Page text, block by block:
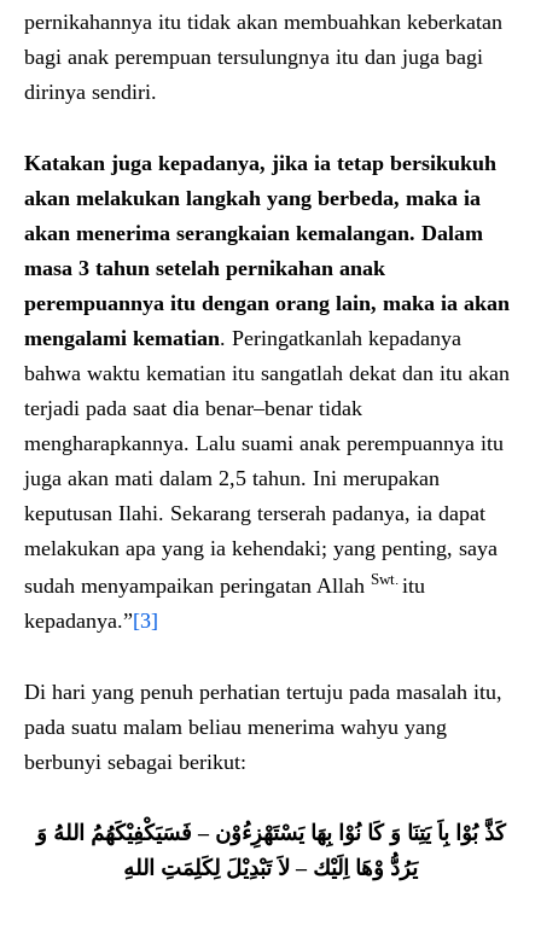
pernikahannya itu tidak akan membuahkan keberkatan
bagi anak perempuan tersulungnya itu dan juga bagi
dirinya sendiri.
Katakan juga kepadanya, jika ia tetap bersikukuh
akan melakukan langkah yang berbeda, maka ia
akan menerima serangkaian kemalangan. Dalam
masa 3 tahun setelah pernikahan anak
perempuannya itu dengan orang lain, maka ia akan
mengalami kematian. Peringatkanlah kepadanya
bahwa waktu kematian itu sangatlah dekat dan itu akan
terjadi pada saat dia benar–benar tidak
mengharapkannya. Lalu suami anak perempuannya itu
juga akan mati dalam 2,5 tahun. Ini merupakan
keputusan Ilahi. Sekarang terserah padanya, ia dapat
melakukan apa yang ia kehendaki; yang penting, saya
sudah menyampaikan peringatan Allah Swt. itu
kepadanya.”[3]
Di hari yang penuh perhatian tertuju pada masalah itu,
pada suatu malam beliau menerima wahyu yang
berbunyi sebagai berikut:
كَذَّ بُوْا بِاَ يَتِنَا وَ كَا نُوْا بِهَا يَسْتَهْزِءُوْن – فَسَيَكْفِيْكَهُمُ اللهُ وَ
يَرُدُّ وْهَا اِلَيْك – لاَ تَبْدِيْلَ لِكَلِمَتِ اللهِ